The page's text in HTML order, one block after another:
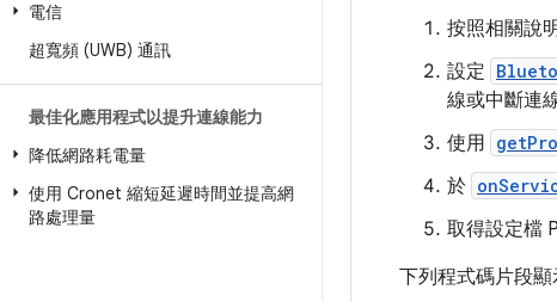
電信
超寬頻 (UWB) 通訊
最佳化應用程式以提升連線能力
降低網路耗電量
使用 Cronet 縮短延遲時間並提高網
路處理量
按照相關說
設定
線或中斷連
使用
於
取得設定檔
下列程式碼片段